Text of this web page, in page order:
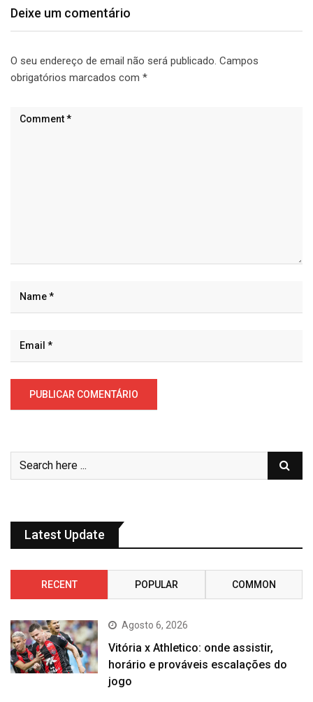
Deixe um comentário
O seu endereço de email não será publicado. Campos
obrigatórios marcados com *
Latest Update
RECENT POPULAR COMMON
Agosto 6, 2026
Vitória x Athletico: onde assistir,
horário e prováveis escalações do
jogo